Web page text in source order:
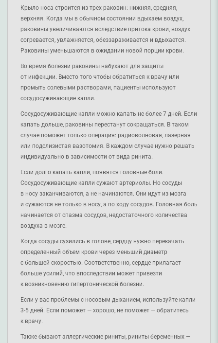
Крыло носа строится из трех раковин: нижняя, средняя, ​​
верхняя. Когда мы в обычном состоянии вдыхаем воздух,
раковины увеличиваются вследствие притока крови, воздух
согревается, увлажняется, обеззараживается и вдыхается.
Раковины уменьшаются в ожидании новой порции крови.
Во время болезни раковины набухают для защиты
от инфекции. Вместо того чтобы обратиться к врачу или
промыть солевыми растворами, пациенты используют
сосудосуживающие капли.
Сосудосуживающие капли можно капать не более 7 дней. Если
капать дольше, раковины перестанут сокращаться. В таком
случае поможет только операция: радиоволновая, лазерная
или подслизистая вазотомия. В каждом случае нужно решать
индивидуально в зависимости от вида ринита.
Если долго капать капли, появятся головные боли.
Сосудосуживающие капли сужают артериолы. Но сосуды
в носу заканчиваются, а не начинаются. Они идут из мозга
и сужаются не только в носу, а по ходу сосудов. Головная боль
начинается от спазма сосудов, недостаточного количества
воздуха в мозге.
Когда сосуды сузились в голове, сердцу нужно перекачать
определенный объем крови через меньший диаметр
с большей скоростью. Соответственно, сердце прилагает
больше усилий, что впоследствии может привезти
к возникновению гипертонической болезни.
Если у вас проблемы с носовым дыханием, используйте капли
3-5 дней. Если поможет — хорошо, не поможет — обратитесь
к врачу.
Также бывают аллергические риниты, риниты беременных —